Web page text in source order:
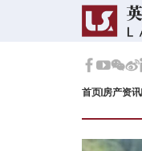
首页房产资讯